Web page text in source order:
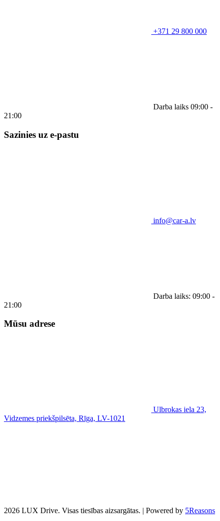
+371 29 800 000
Darba laiks 09:00 -
21:00
Sazinies uz e-pastu
info@car-a.lv
Darba laiks: 09:00 -
21:00
Mūsu adrese
Ulbrokas iela 23,
Vidzemes priekšpilsēta, Rīga, LV-1021
2026 LUX Drive. Visas tiesības aizsargātas. | Powered by 5Reasons